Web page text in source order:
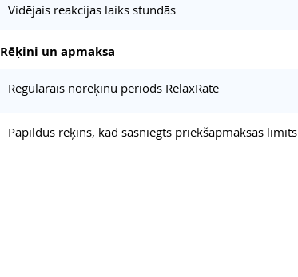
Vidējais reakcijas laiks stundās
Rēķini un apmaksa
Regulārais norēķinu periods RelaxRate
Papildus rēķins, kad sasniegts priekšapmaksas limits